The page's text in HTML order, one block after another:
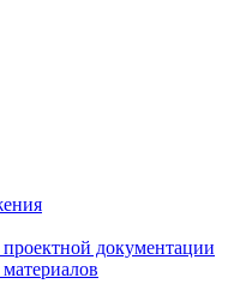
документации